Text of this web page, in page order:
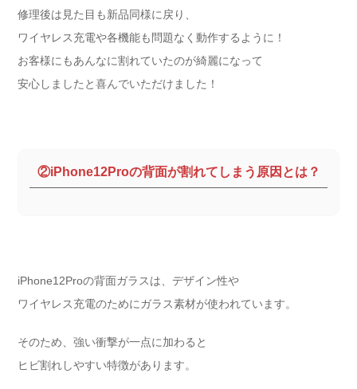
修理後は見た目も新品同様に戻り、
ワイヤレス充電や各機能も問題なく動作するように！
お客様にもあんなに割れていたのが綺麗になって
安心しましたと喜んでいただけました！
②iPhone12Proの背面が割れてしまう原因とは？
iPhone12Proの背面ガラスは、デザイン性や
ワイヤレス充電のためにガラス素材が使われています。
そのため、強い衝撃が一点に加わると
ヒビ割れしやすい特徴があります。